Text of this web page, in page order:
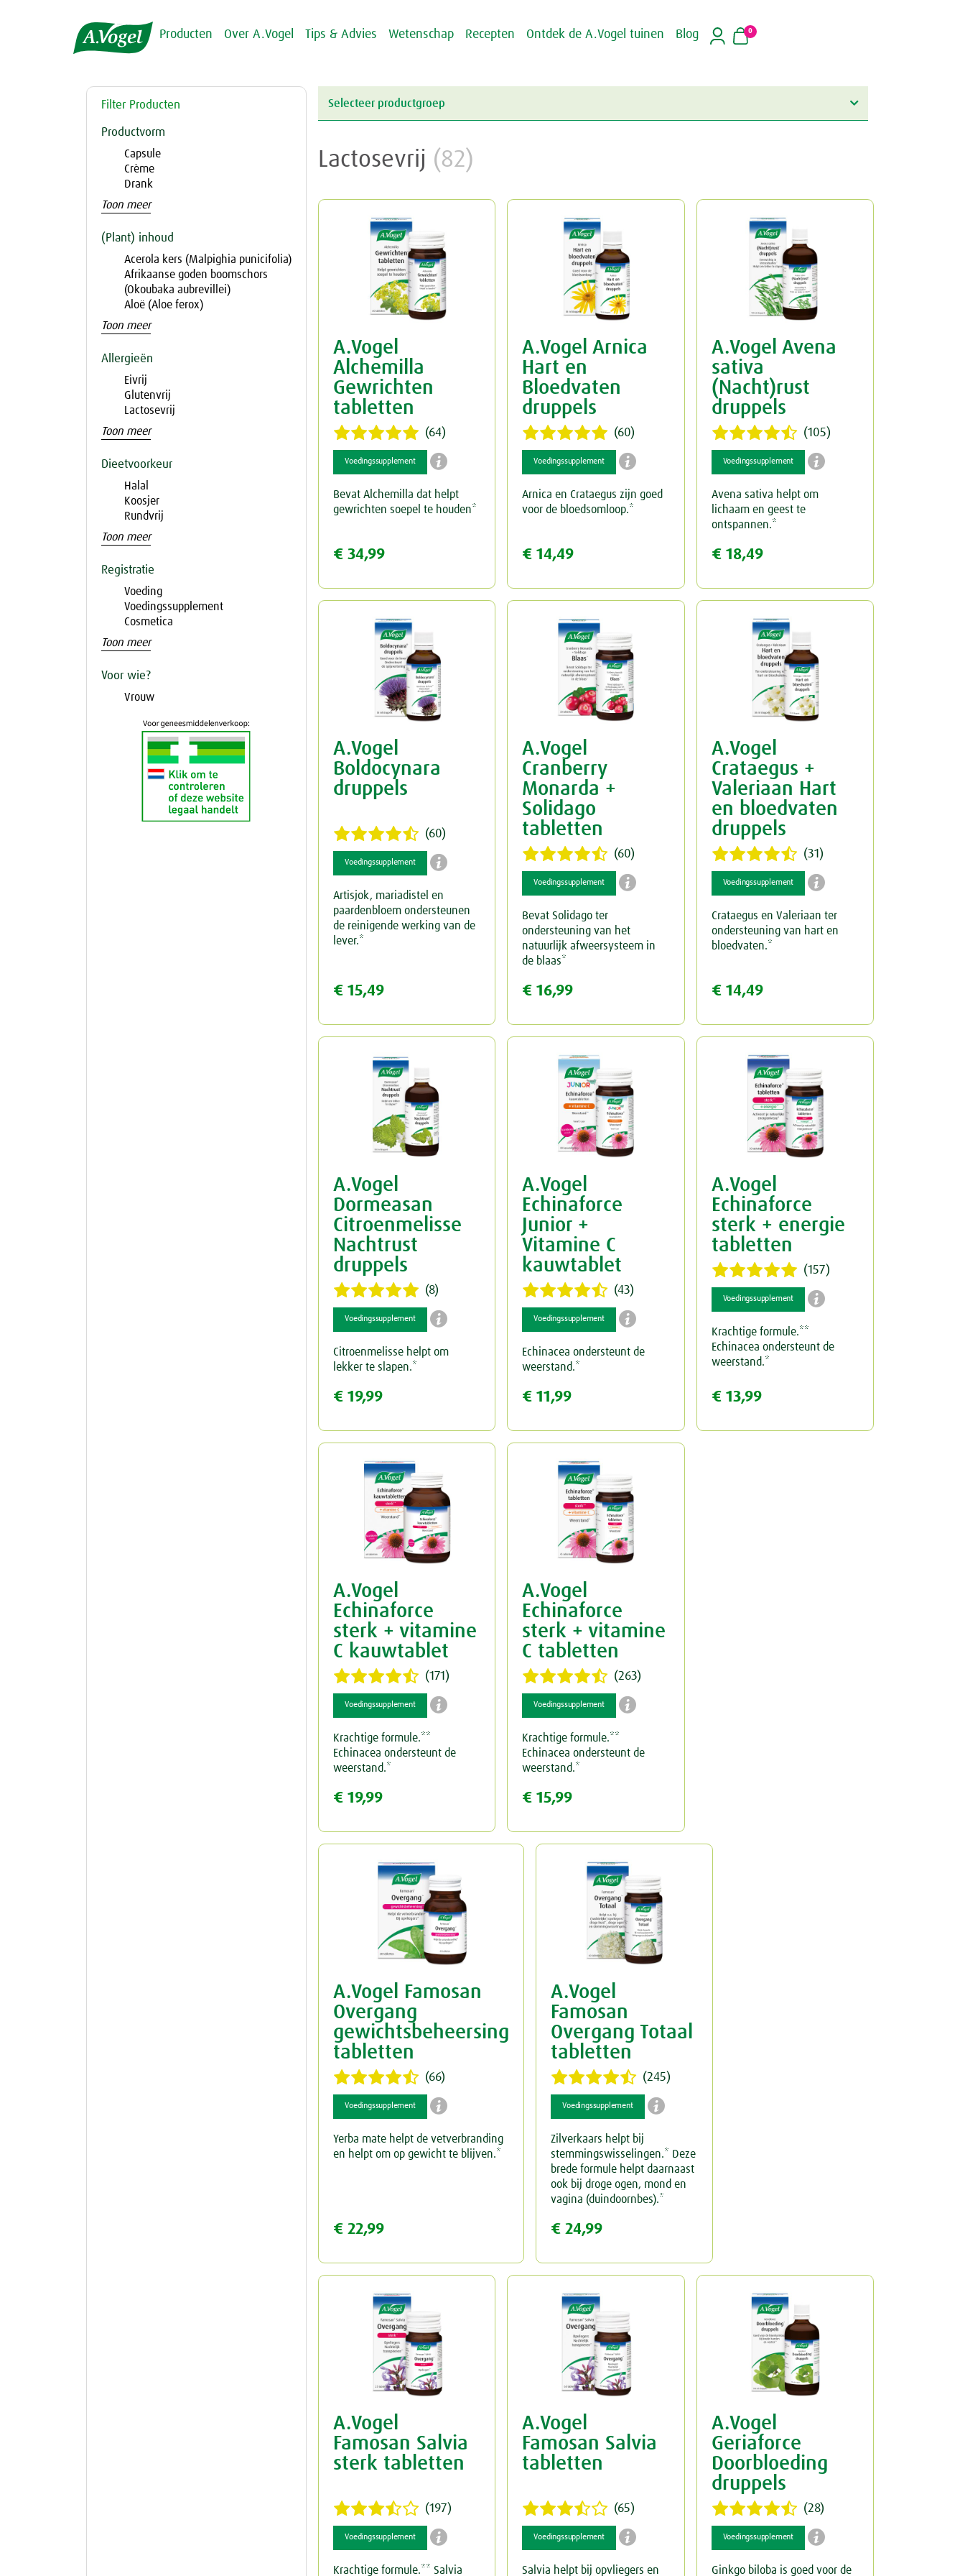
Producten Over A.Vogel Tips & Advies Wetenschap Recepten Ontdek de A.Vogel tuinen Blog 0
Filter Producten
Productvorm
Capsule
Crème
Drank
Toon meer
(Plant) inhoud
Acerola kers (Malpighia punicifolia)
Afrikaanse goden boomschors
(Okoubaka aubrevillei)
Aloë (Aloe ferox)
Toon meer
Allergieën
Eivrij
Glutenvrij
Lactosevrij
Toon meer
Dieetvoorkeur
Halal
Koosjer
Rundvrij
Toon meer
Registratie
Voeding
Voedingssupplement
Cosmetica
Toon meer
Voor wie?
Vrouw
Selecteer productgroep
Griep & Verkoudheid
Verkoudheid
Aambeien
Geheugen
Rusteloze benen
Spataderen
Hart & Bloedvaten
Hooikoorts
Crème
Overig
Keel
Menstruatie
Nieren & Blaas
Blaas
Neus
Oren
Perimenopauze
Prostaat
Rust & Slaap
Rust & Ontspanning
Slaap
Spieren & Gewrichten
Botten & Gewrichten
Spieren
Spijsvertering
Overig
Arnica D6
Pollinosan
Prostaforce
Schildklier
Lactosevrij (82)
A.Vogel
Alchemilla
Gewrichten
tabletten
(64)
Voedingssupplement 
Bevat Alchemilla dat helpt
gewrichten soepel te houden*
€ 34,99
A.Vogel Arnica
Hart en
Bloedvaten
druppels
(60)
Voedingssupplement 
Arnica en Crataegus zijn goed
voor de bloedsomloop.*
€ 14,49
A.Vogel Avena
sativa
(Nacht)rust
druppels
(105)
Voedingssupplement 
Avena sativa helpt om
lichaam en geest te
ontspannen.*
€ 18,49
A.Vogel
Boldocynara
druppels
(60)
Voedingssupplement 
Artisjok, mariadistel en
paardenbloem ondersteunen
de reinigende werking van de
lever.*
€ 15,49
A.Vogel
Cranberry
Monarda +
Solidago
tabletten
(60)
Voedingssupplement 
Bevat Solidago ter
ondersteuning van het
natuurlijk afweersysteem in
de blaas*
€ 16,99
A.Vogel
Crataegus +
Valeriaan Hart
en bloedvaten
druppels
(31)
Voedingssupplement 
Crataegus en Valeriaan ter
ondersteuning van hart en
bloedvaten.*
€ 14,49
A.Vogel
Dormeasan
Citroenmelisse
Nachtrust
druppels
(8)
Voedingssupplement 
Citroenmelisse helpt om
lekker te slapen.*
€ 19,99
A.Vogel
Echinaforce
Junior +
Vitamine C
kauwtablet
(43)
Voedingssupplement 
Echinacea ondersteunt de
weerstand.*
€ 11,99
A.Vogel
Echinaforce
sterk + energie
tabletten
(157)
Voedingssupplement 
Krachtige formule.**
Echinacea ondersteunt de
weerstand.*
€ 13,99
A.Vogel
Echinaforce
sterk + vitamine
C kauwtablet
(171)
Voedingssupplement 
Krachtige formule.**
Echinacea ondersteunt de
weerstand.*
€ 19,99
A.Vogel
Echinaforce
sterk + vitamine
C tabletten
(263)
Voedingssupplement 
Krachtige formule.**
Echinacea ondersteunt de
weerstand.*
€ 15,99
A.Vogel Famosan
Overgang
gewichtsbeheersing
tabletten
(66)
Voedingssupplement 
Yerba mate helpt de vetverbranding
en helpt om op gewicht te blijven.*
€ 22,99
A.Vogel
Famosan
Overgang Totaal
tabletten
(245)
Voedingssupplement 
Zilverkaars helpt bij
stemmingswisselingen.* Deze
brede formule helpt daarnaast
ook bij droge ogen, mond en
vagina (duindoornbes).*
€ 24,99
A.Vogel
Famosan Salvia
sterk tabletten
(197)
Voedingssupplement 
Krachtige formule.** Salvia
A.Vogel
Famosan Salvia
tabletten
(65)
Voedingssupplement 
Salvia helpt bij opvliegers en
A.Vogel
Geriaforce
Doorbloeding
druppels
(28)
Voedingssupplement 
Ginkgo biloba is goed voor de